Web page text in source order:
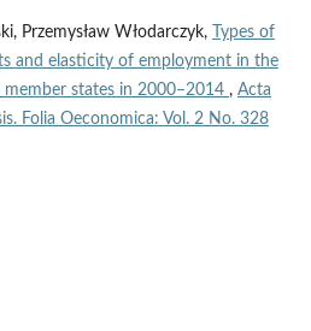
Przemysław Włodarczyk,
Types of
and elasticity of employment in the
member states in 2000–2014 , Acta
Folia Oeconomica: Vol. 2 No. 328